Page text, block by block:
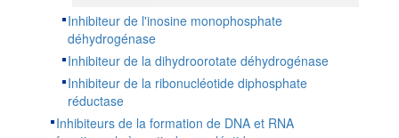
Inhibiteur de l'inosine monophosphate
déhydrogénase
Inhibiteur de la dihydroorotate déhydrogénase
Inhibiteur de la ribonucléotide diphosphate
réductase
Inhibiteurs de la formation de DNA et RNA